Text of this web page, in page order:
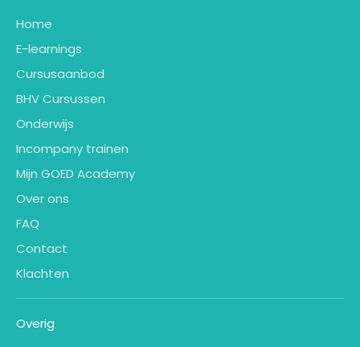
Home
E-learnings
Cursusaanbod
BHV Cursussen
Onderwijs
Incompany trainen
Mijn GOED Academy
Over ons
FAQ
Contact
Klachten
Overig